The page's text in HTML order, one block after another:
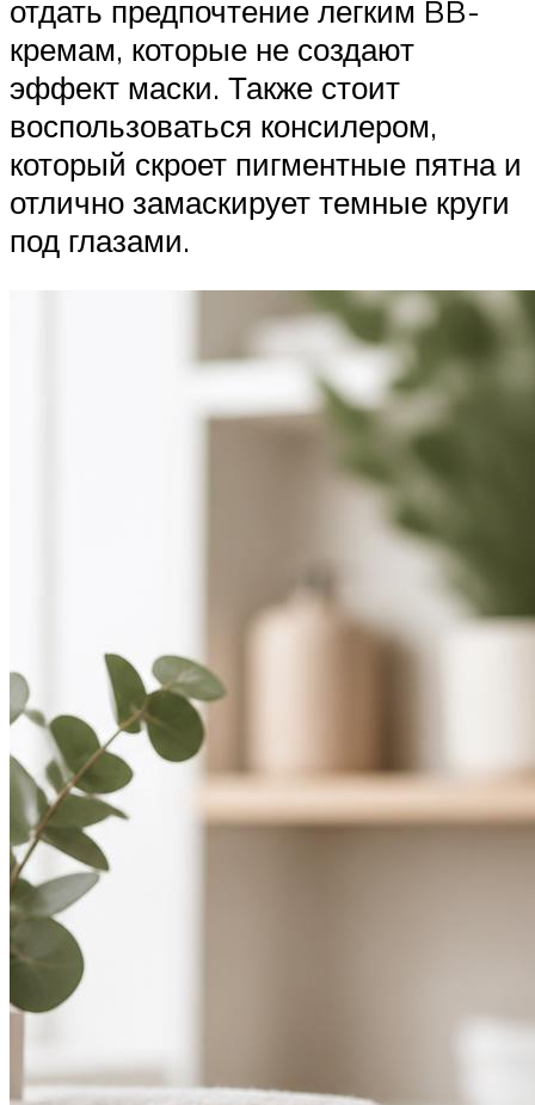
отдать предпочтение легким BB-
кремам, которые не создают
эффект маски. Также стоит
воспользоваться консилером,
который скроет пигментные пятна и
отлично замаскирует темные круги
под глазами.